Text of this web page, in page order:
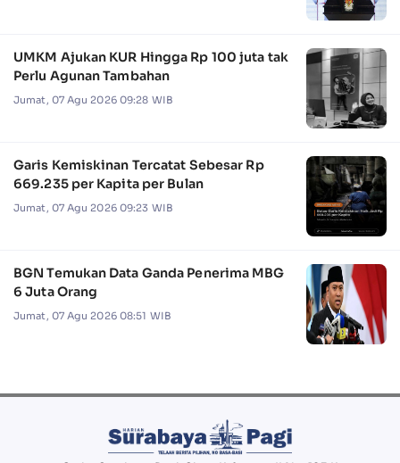
UMKM Ajukan KUR Hingga Rp 100 juta tak
Perlu Agunan Tambahan
Jumat, 07 Agu 2026 09:28 WIB
Garis Kemiskinan Tercatat Sebesar Rp
669.235 per Kapita per Bulan
Jumat, 07 Agu 2026 09:23 WIB
BGN Temukan Data Ganda Penerima MBG
6 Juta Orang
Jumat, 07 Agu 2026 08:51 WIB